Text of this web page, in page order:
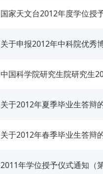
国家天文台2012年度学位授
关于申报2012年中科院优秀
中国科学院研究生院研究生
关于2012年夏季毕业生答辩
关于2012年春季毕业生答辩
2011年学位授予仪式通知（